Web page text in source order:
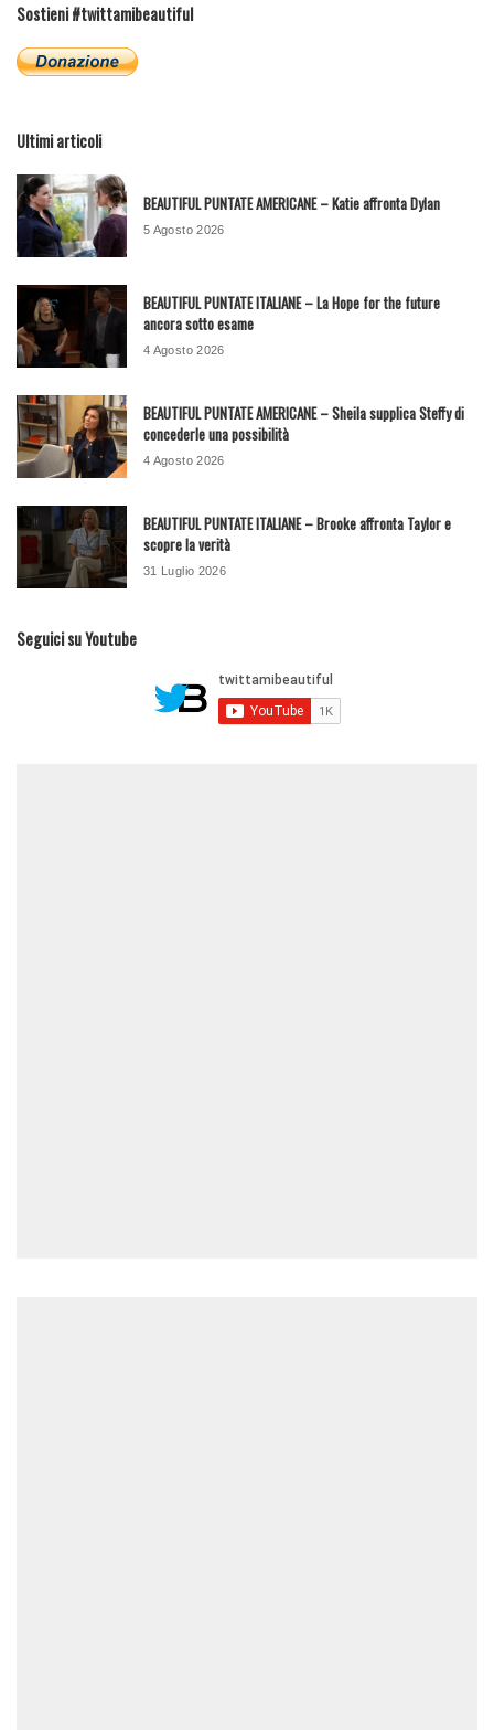
Sostieni #twittamibeautiful
Ultimi articoli
BEAUTIFUL PUNTATE AMERICANE – Katie affronta Dylan
5 Agosto 2026
BEAUTIFUL PUNTATE ITALIANE – La Hope for the future
ancora sotto esame
4 Agosto 2026
BEAUTIFUL PUNTATE AMERICANE – Sheila supplica Steffy di
concederle una possibilità
4 Agosto 2026
BEAUTIFUL PUNTATE ITALIANE – Brooke affronta Taylor e
scopre la verità
31 Luglio 2026
Seguici su Youtube